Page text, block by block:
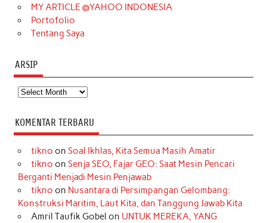
MY ARTICLE @YAHOO INDONESIA
Portofolio
Tentang Saya
ARSIP
Arsip
KOMENTAR TERBARU
tikno on Soal Ikhlas, Kita Semua Masih Amatir
tikno on Senja SEO, Fajar GEO: Saat Mesin Pencari
Berganti Menjadi Mesin Penjawab
tikno on Nusantara di Persimpangan Gelombang:
Konstruksi Maritim, Laut Kita, dan Tanggung Jawab Kita
Amril Taufik Gobel on UNTUK MEREKA, YANG